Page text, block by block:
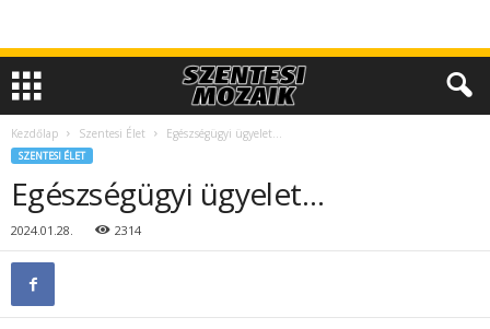
Kezdőlap Szentesi Élet Egészségügyi ügyelet…
SZENTESI ÉLET
Egészségügyi ügyelet…
2024.01.28. 2314